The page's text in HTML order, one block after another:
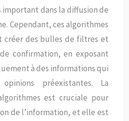
dans la diffusion de
Cependant, ces algorithmes
créer des bulles de filtres et
confirmation, en exposant
à des informations qui
préexistantes. La
est cruciale pour
de l’information, et elle est